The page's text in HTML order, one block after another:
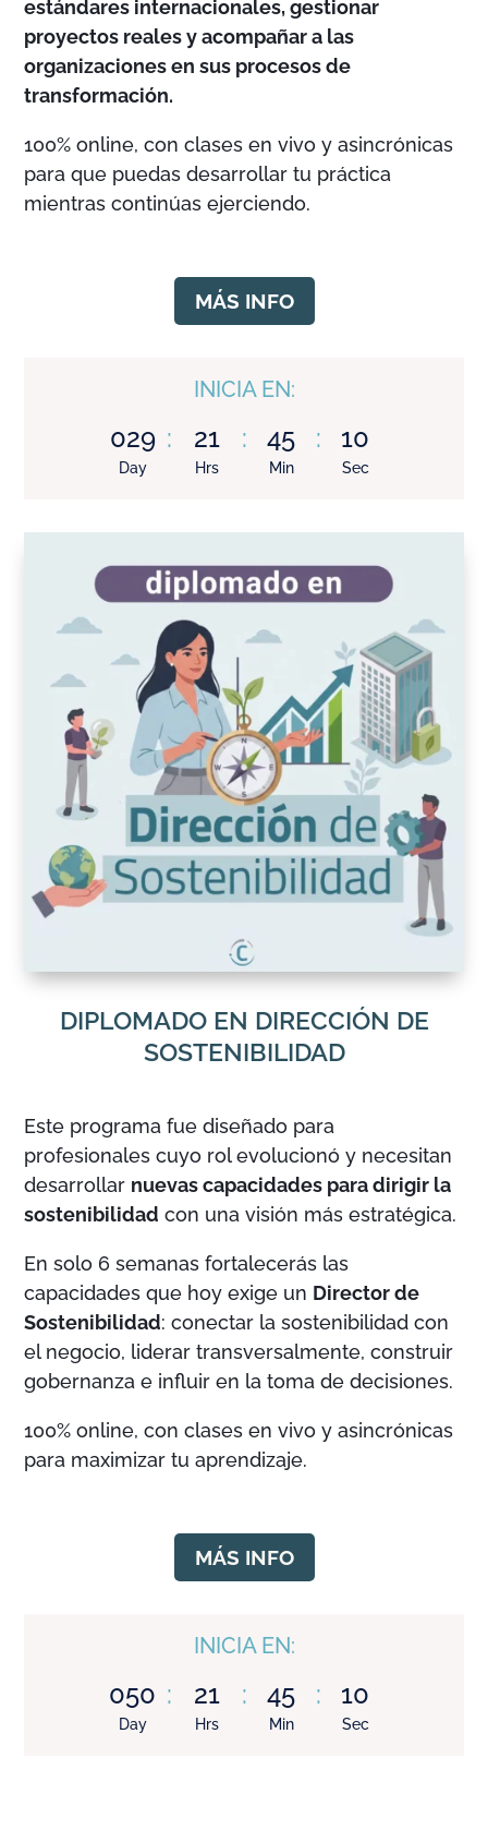
estándares internacionales, gestionar
proyectos reales y acompañar a las
organizaciones en sus procesos de
transformación.
100% online, con clases en vivo y asincrónicas
para que puedas desarrollar tu práctica
mientras continúas ejerciendo.
MÁS INFO
INICIA EN:
029
Day
: 21
Hrs
: 45
Min
: 09
Sec
DIPLOMADO EN DIRECCIÓN DE
SOSTENIBILIDAD
Este programa fue diseñado para
profesionales cuyo rol evolucionó y necesitan
desarrollar nuevas capacidades para dirigir la
sostenibilidad con una visión más estratégica.
En solo 6 semanas fortalecerás las
capacidades que hoy exige un Director de
Sostenibilidad: conectar la sostenibilidad con
el negocio, liderar transversalmente, construir
gobernanza e influir en la toma de decisiones.
100% online, con clases en vivo y asincrónicas
para maximizar tu aprendizaje.
MÁS INFO
INICIA EN:
050
Day
: 21
Hrs
: 45
Min
: 09
Sec